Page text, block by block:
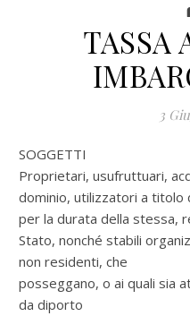
TASSA
3
SOGGETTI
Proprietari, usufruttuari,
dominio, utilizzatori a titolo
per la durata della stessa,
Stato, nonché stabili
non residenti, che
posseggano, o ai quali sia
da diporto